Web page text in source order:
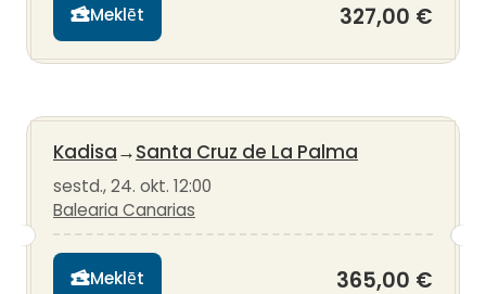
Meklēt 327,00 €
Kadisa→Santa Cruz de La Palma
sestd., 24. okt. 12:00
Balearia Canarias
Meklēt 365,00 €